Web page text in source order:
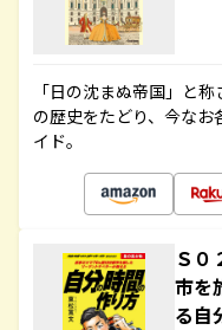
「日の沈まぬ帝国」と
の歴史をたどり、今な
イド。
Ｓ
市を
る自